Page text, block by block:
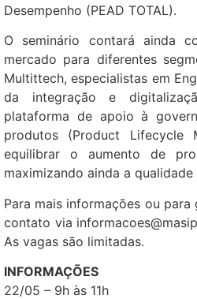
Desempenho (PEAD TOTAL).
O seminário contará ainda
mercado para diferentes
Multittech, especialistas em
da integração e
plataforma de apoio à
produtos (Product Lifecycle
equilibrar o aumento de
maximizando ainda a
Para mais informações ou
contato via
As vagas são limitadas.
INFORMAÇÕES
22/05 – 9h às 11h